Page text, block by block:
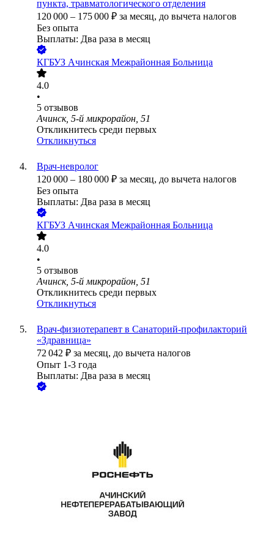
пункта, травматологического отделения
120 000 – 175 000 ₽ за месяц, до вычета налогов
Без опыта
Выплаты: Два раза в месяц
КГБУЗ Ачинская Межрайонная Больница
4.0
•
5 отзывов
Ачинск, 5-й микрорайон, 51
Откликнитесь среди первых
Откликнуться
Врач-невролог
120 000 – 180 000 ₽ за месяц, до вычета налогов
Без опыта
Выплаты: Два раза в месяц
КГБУЗ Ачинская Межрайонная Больница
4.0
•
5 отзывов
Ачинск, 5-й микрорайон, 51
Откликнитесь среди первых
Откликнуться
Врач-физиотерапевт в Санаторий-профилакторий
«Здравница»
72 042 ₽ за месяц, до вычета налогов
Опыт 1-3 года
Выплаты: Два раза в месяц